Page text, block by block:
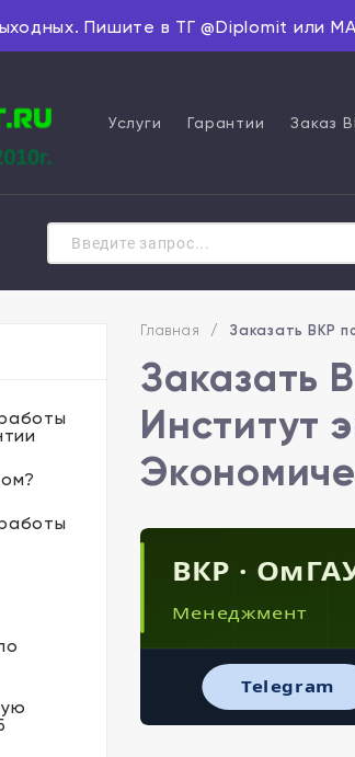
Пишите в ТГ @Diplomit или
Услуги Гарантии Заказ
Главная / Заказать ВКР
Заказать
Институт
ВКР ·
Менеджмент
Telegram